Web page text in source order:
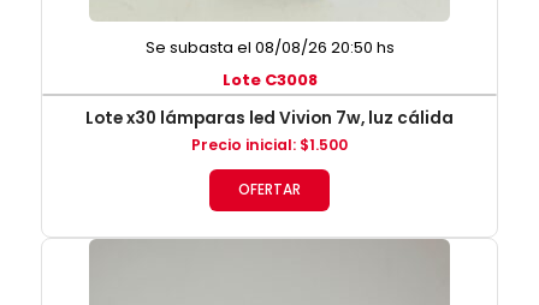
Se subasta el 08/08/26 20:50 hs
Lote C3008
Lote x30 lámparas led Vivion 7w, luz cálida
Precio inicial: $1.500
OFERTAR